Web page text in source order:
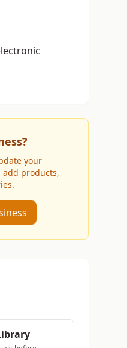
your
products,